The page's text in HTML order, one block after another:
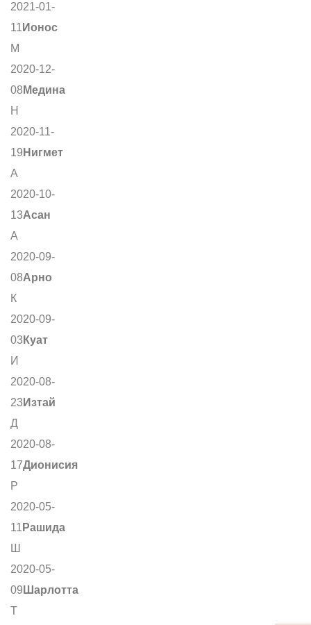
2021-01-
11 Ионос
М
2020-12-
08 Медина
Н
2020-11-
19 Нигмет
А
2020-10-
13Асан
А
2020-09-
08Арно
К
2020-09-
03 Куат
И
2020-08-
23 Изтай
Д
2020-08-
17Дионисия
Р
2020-05-
11 Рашида
Ш
2020-05-
09 Шарлотта
Т